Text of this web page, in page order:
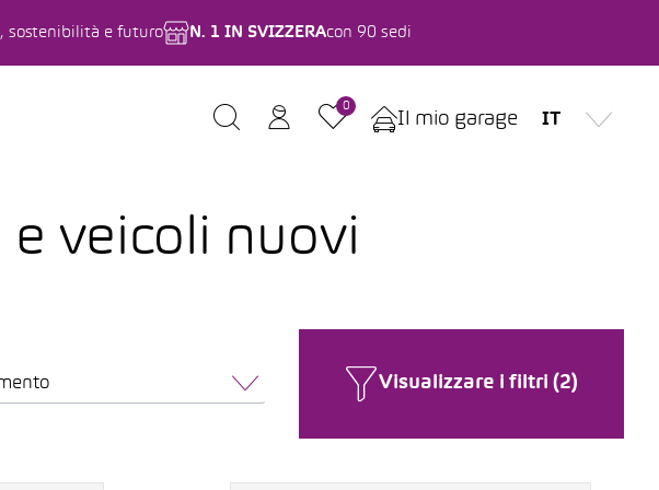
sostenibilità e futuro N. 1 IN SVIZZERAcon 90 sedi
0
Il mio garage IT
e veicoli nuovi
Visualizzare i filtri (2)